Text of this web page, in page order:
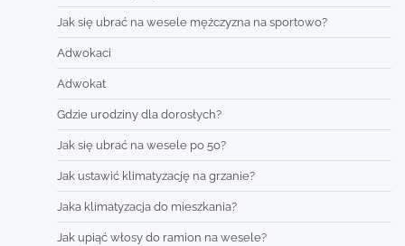
Jak się ubrać na wesele mężczyzna na sportowo?
Adwokaci
Adwokat
Gdzie urodziny dla dorosłych?
Jak się ubrać na wesele po 50?
Jak ustawić klimatyzację na grzanie?
Jaka klimatyzacja do mieszkania?
Jak upiąć włosy do ramion na wesele?